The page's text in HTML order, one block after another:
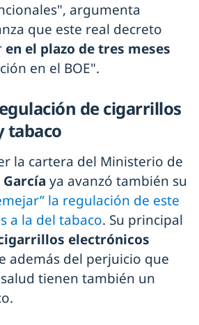
argumenta
que este real decreto
en el plazo de tres meses
en el BOE".
de cigarrillos
tabaco
la cartera del Ministerio de
ya avanzó también su
la regulación de este
a la del tabaco. Su principal
electrónicos
además del perjuicio que
tienen también un